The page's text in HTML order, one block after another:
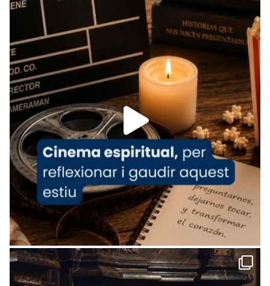
Recupera l'entrevista comp
Vatican
tican News 👇
www.vaticannews.va/es/iglesia/news/2026-
07/carmina-historia-depresion-papa-viaje-
espana-testimoni...
Foto
View on Facebook · Share
Arquebisbat de Barcelona
1 week ago
«Avui les santes Juliana i Semproniana ens
ajuden a alçar la mirada»
Mons. Sergi Gordo, bisbe de Tortosa, ha
presidit aquest 27 de juliol la missa de Les
Santes de Mataró.
🔗tinyurl.com/cvu5jmbk